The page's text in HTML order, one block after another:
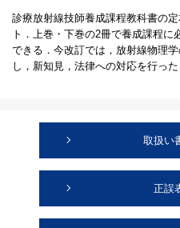
診療放射線技師養成課程教科書の
ト．上巻・下巻の2冊で養成課程
できる．今改訂では，放射線物理
し，新知見，法律への対応を行った
取扱い
正誤